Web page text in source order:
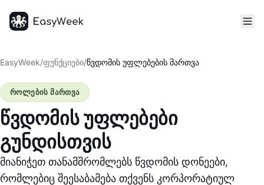
EasyWeek/ფუნქციები/წვდომის უფლებების მართვა
წვდომის უფლებები
გუნდისთვის
მიანიჭეთ თანამშრომლებს წვდომის დონეები,
რომლებიც შეესაბამება თქვენს კორპორატიულ
როლების მართვა